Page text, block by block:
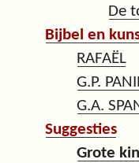
De
Bijbel en
RAFAËL
G.P.
G.A.
Suggesties
Grote